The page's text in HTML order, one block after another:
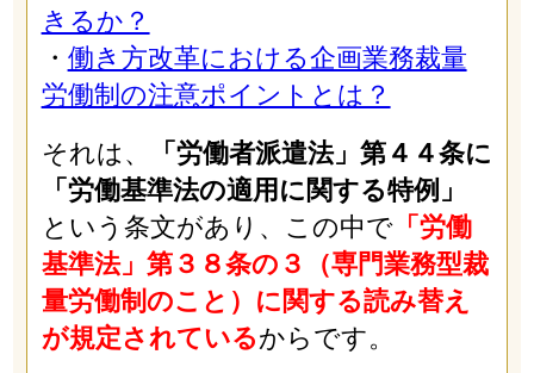
きるか？
・ 働き方改革における企画業務裁量
労働制の注意ポイントとは？
それは、
「労働者派遣法」第４４条に
「労働基準法の適用に関する特例」
という条文があり、この中で「労働
基準法」第３８条の３（専門業務型裁
量労働制のこと）に関する読み替え
が規定されているからです。